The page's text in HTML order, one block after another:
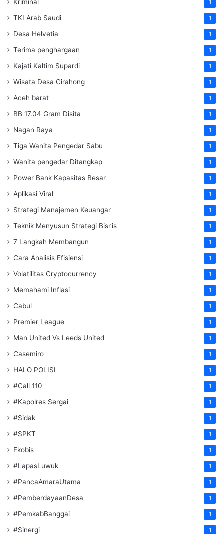
Kriminal 1
TKI Arab Saudi 1
Desa Helvetia 1
Terima penghargaan 1
Kajati Kaltim Supardi 1
Wisata Desa Cirahong 1
Aceh barat 1
BB 17.04 Gram Disita 1
Nagan Raya 1
Tiga Wanita Pengedar Sabu 1
Wanita pengedar Ditangkap 1
Power Bank Kapasitas Besar 1
Aplikasi Viral 1
Strategi Manajemen Keuangan 1
Teknik Menyusun Strategi Bisnis 1
7 Langkah Membangun 1
Cara Analisis Efisiensi 1
Volatilitas Cryptocurrency 1
Memahami Inflasi 1
Cabul 1
Premier League 1
Man United Vs Leeds United 1
Casemiro 1
HALO POLISI 1
#Call 110 1
#Kapolres Sergai 1
#Sidak 1
#SPKT 1
Ekobis 1
#LapasLuwuk 1
#PancaAmaraUtama 1
#PemberdayaanDesa 1
#PemkabBanggai 1
#Sinergi 1